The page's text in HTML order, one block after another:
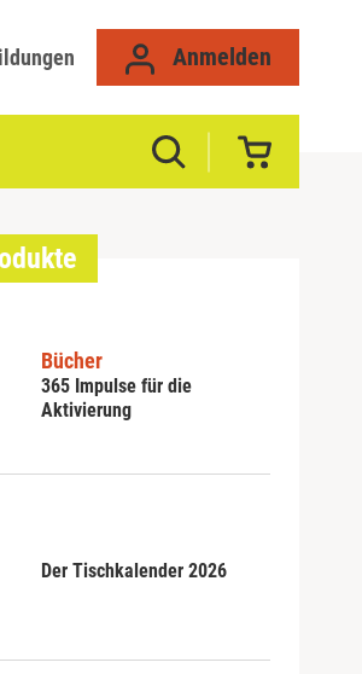
Anmelden
Bücher
365 Impulse für die
Aktivierung
Der Tischkalender 2026